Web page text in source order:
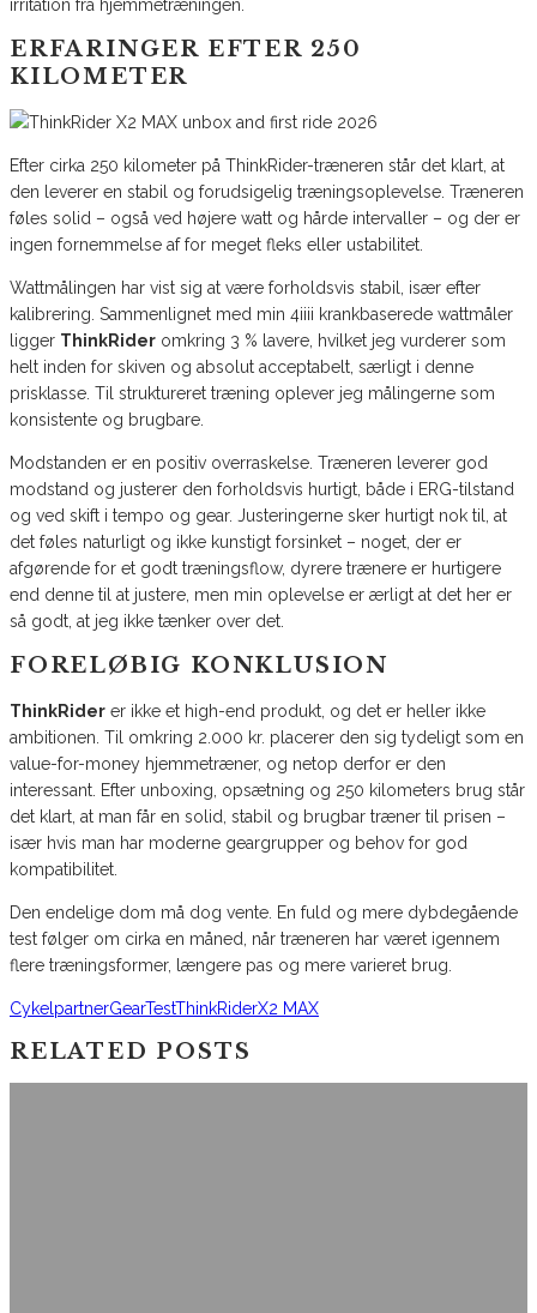
irritation fra hjemmetræningen.
ERFARINGER EFTER 250
KILOMETER
Efter cirka 250 kilometer på ThinkRider-træneren står det klart, at
den leverer en stabil og forudsigelig træningsoplevelse. Træneren
føles solid – også ved højere watt og hårde intervaller – og der er
ingen fornemmelse af for meget fleks eller ustabilitet.
Wattmålingen har vist sig at være forholdsvis stabil, især efter
kalibrering. Sammenlignet med min 4iiii krankbaserede wattmåler
ligger ThinkRider omkring 3 % lavere, hvilket jeg vurderer som
helt inden for skiven og absolut acceptabelt, særligt i denne
prisklasse. Til struktureret træning oplever jeg målingerne som
konsistente og brugbare.
Modstanden er en positiv overraskelse. Træneren leverer god
modstand og justerer den forholdsvis hurtigt, både i ERG-tilstand
og ved skift i tempo og gear. Justeringerne sker hurtigt nok til, at
det føles naturligt og ikke kunstigt forsinket – noget, der er
afgørende for et godt træningsflow, dyrere trænere er hurtigere
end denne til at justere, men min oplevelse er ærligt at det her er
så godt, at jeg ikke tænker over det.
FORELØBIG KONKLUSION
ThinkRider er ikke et high-end produkt, og det er heller ikke
ambitionen. Til omkring 2.000 kr. placerer den sig tydeligt som en
value-for-money hjemmetræner, og netop derfor er den
interessant. Efter unboxing, opsætning og 250 kilometers brug står
det klart, at man får en solid, stabil og brugbar træner til prisen –
især hvis man har moderne geargrupper og behov for god
kompatibilitet.
Den endelige dom må dog vente. En fuld og mere dybdegående
test følger om cirka en måned, når træneren har været igennem
flere træningsformer, længere pas og mere varieret brug.
CykelpartnerGearTestThinkRiderX2 MAX
RELATED POSTS